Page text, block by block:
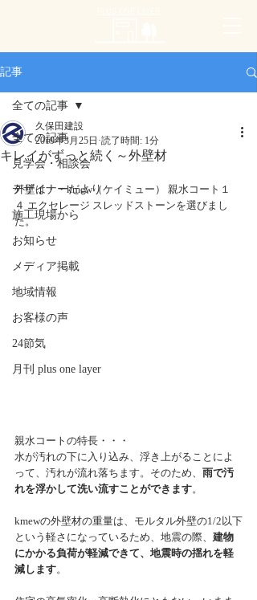
記事
全ての記事
見学会・相談会
デザイナーだより
施工現場から
お知らせ
メディア掲載
地域情報
お客様の声
24節気
月刊 plus one layer
全ての記事
キレイがずっと続く～外壁材
久保田建設
2019年3月25日 読了時間: 1分
外壁は・・kmew（ケイミュー） 親水コート１
４ エクセレージ スレッドストーンを選びまし
た。
親水コートの特長・・・
水が汚れの下に入り込み、浮き上がることによ
って、汚れが流れ落ちます。そのため、 雨で汚
れを浮かして洗い流すことができます。
kmewの外壁材の重量は、モルタル外壁の1/2以下
という軽さになっているため、地震の際、 建物
にかかる負荷が軽減できて、地震時の揺れを軽
減します。